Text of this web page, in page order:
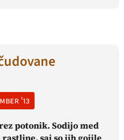
'13
potonik. Sodijo med